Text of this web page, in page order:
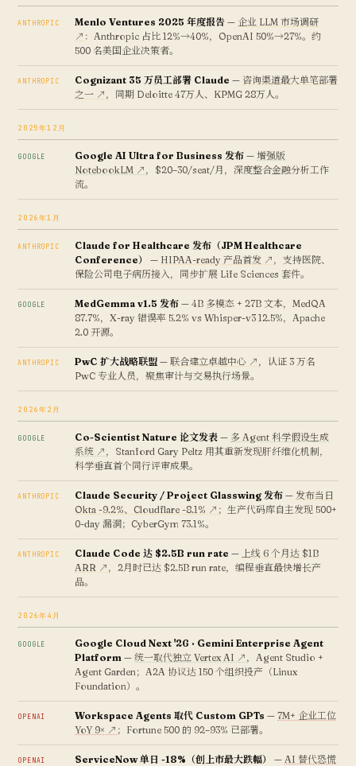
ANTHROPIC Menlo Ventures 2025 年度报告 — 企业 LLM 市场调研
↗ ：Anthropic 占比 12%→40%，OpenAI 50%→27%。约
500 名美国企业决策者。
ANTHROPIC Cognizant 35 万员工部署 Claude — 咨询渠道最大单笔部署
之一 ↗ ，同期 Deloitte 47万人、KPMG 28万人。
2025年12月
GOOGLE Google AI Ultra for Business 发布 —增强版
NotebookLM ↗ ，$20–30/seat/月，深度整合金融分析工作
流。
2026年1月
ANTHROPIC
Claude for Healthcare 发布（JPM Healthcare
Conference）
— HIPAA-ready 产品首发 ↗ ，支持医院、
保险公司电子病历接入，同步扩展 Life Sciences 套件。
GOOGLE MedGemma v1.5 发布 — 4B 多模态 + 27B 文本，MedQA
87.7%，X-ray 错误率 5.2% vs Whisper-v3 12.5%，Apache
2.0 开源。
ANTHROPIC PwC 扩大战略联盟 —联合建立卓越中心 ↗ ，认证 3 万名
PwC 专业人员，聚焦审计与交易执行场景。
2026年2月
GOOGLE Co-Scientist Nature 论文发表 — 多 Agent 科学假设生成
系统 ↗ ，Stanford Gary Peltz 用其重新发现肝纤维化机制，
科学垂直首个同行评审成果。
ANTHROPIC Claude Security / Project Glasswing 发布 — 发布当日
Okta -9.2%、Cloudflare -8.1% ↗ ；生产代码库自主发现 500+
0-day 漏洞；CyberGym 73.1%。
ANTHROPIC Claude Code 达 $2.5B run rate — 上线 6 个月达 $1B
ARR ↗ ，2月时已达 $2.5B run rate，编程垂直最快增长产
品。
2026年4月
GOOGLE
Google Cloud Next '26 · Gemini Enterprise Agent
Platform —统一取代独立 Vertex AI ↗ ，Agent Studio +
Agent Garden；A2A 协议达 150 个组织投产（Linux
Foundation）。
OPENAI Workspace Agents 取代 Custom GPTs —7M+ 企业工位
YoY 9× ↗ ；Fortune 500 的 92–93% 已部署。
OPENAI ServiceNow 单日 -18%（创上市最大跌幅） —AI 替代恐慌